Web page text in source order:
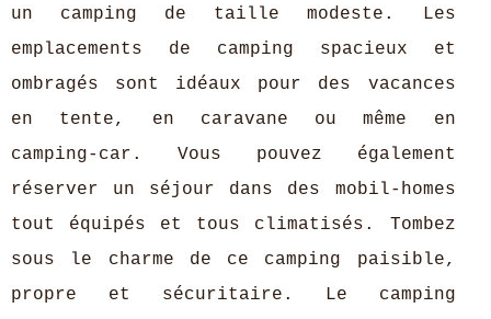
un camping de taille modeste. Les
emplacements de camping spacieux et
ombragés sont idéaux pour des vacances
en tente, en caravane ou même en
camping-car. Vous pouvez également
réserver un séjour dans des mobil-homes
tout équipés et tous climatisés. Tombez
sous le charme de ce camping paisible,
propre et sécuritaire. Le camping